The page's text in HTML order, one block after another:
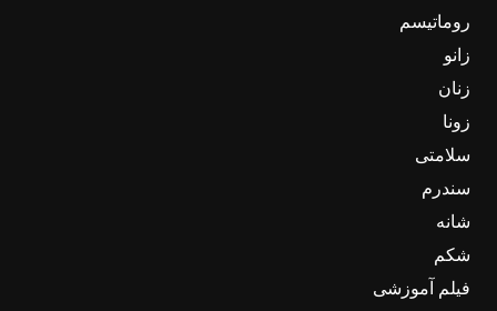
روماتیسم
زانو
زنان
زونا
سلامتی
سندرم
شانه
شکم
فیلم آموزشی